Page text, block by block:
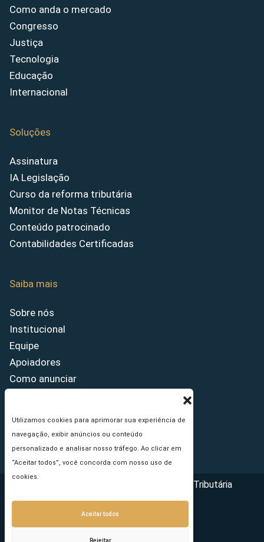
Utilizamos cookies para aprimorar sua experiência de
navegação, exibir anúncios ou conteúdo
personalizado e analisar nosso tráfego. Ao clicar em
“Aceitar todos”, você concorda com nosso uso de
cookies.
Aceitar todos
Rejeitar
Como anda o mercado
Congresso
Justiça
Tecnologia
Educação
Internacional
Soluções
Assinatura
IA Legislação
Curso da reforma tributária
Monitor de Notas Técnicas
Conteúdo patrocinado
Contabilidades Certificadas
Saiba mais
Sobre nós
Institucional
Equipe
Apoiadores
Como anunciar
Princípios Editoriais
Copyright © 2026 - Portal da Reforma Tributária